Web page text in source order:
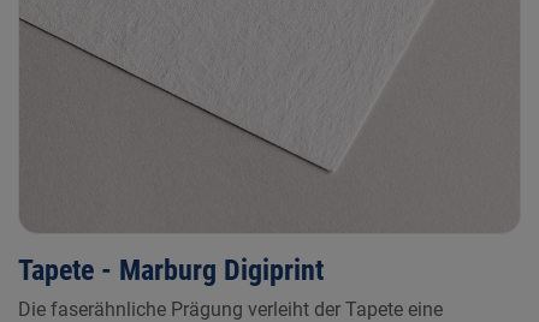
Tapete - Marburg Digiprint
Die faserähnliche Prägung verleiht der Tapete eine